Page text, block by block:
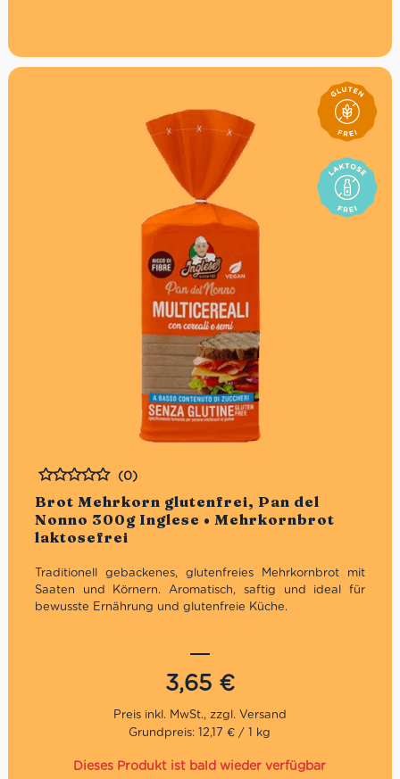
Brot Mehrkorn glutenfrei, Pan del
Nonno 300g Inglese • Mehrkornbrot
laktosefrei
Bewertet
(0)
Traditionell gebackenes, glutenfreies Mehrkornbrot mit
Saaten und Körnern. Aromatisch, saftig und ideal für
bewusste Ernährung und glutenfreie Küche.
Glutenfreies Mehrkornbrot
Glutenfrei, laktosefrei, ohne Palmöl
Aromaschutzverpackung, vorgeschnitten
5–10 Minuten im Ofen oder Toaster
Verwendung:
Frühstück, Pausenbrot, Sandwiches,
3,65 €
Grundpreis: 12,17 € / 1 kg
Dieses Produkt ist bald wieder verfügbar